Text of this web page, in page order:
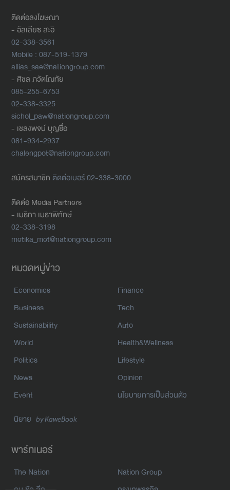
ติดต่อลงโฆษณา
- อัลเลียซ สะอิ
02-338-3561
Mobile : 087-519-1379
allias_sae@nationgroup.com
- ศิชล ภวัตโณทัย
085-255-6753
02-338-3325
sichol_paw@nationgroup.com
- เชลงพจน์ บุญซื่อ
081-934-2937
chalengpot@nationgroup.com
สมัครสมาชิก ติดต่อเบอร์ 02-338-3000
ติดต่อ Media Partners
- เมธิกา เมธาพิทักษ์
02-338-3198
metika_met@nationgroup.com
หมวดหมู่ข่าว
Economics
Finance
Business
Tech
Sustainability
Auto
World
Health&Wellness
Politics
Lifestyle
News
Opinion
Event
นโยบายการเป็นส่วนตัว
นิยาย by KaweBook
พาร์ทเนอร์
The Nation
Nation Group